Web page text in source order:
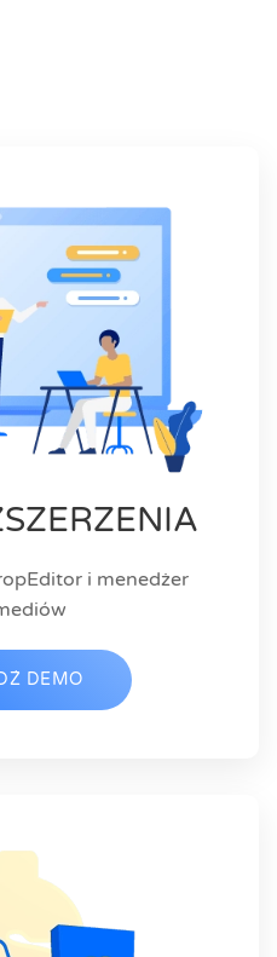
i menedżer
DEMO